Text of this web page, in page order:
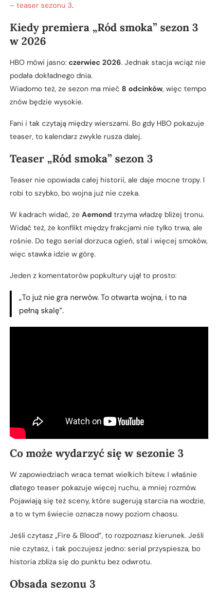
– teaser sezonu 3.
Kiedy premiera „Ród smoka” sezon 3
w 2026
HBO mówi jasno: czerwiec 2026. Jednak stacja wciąż nie
podała dokładnego dnia.
Wiadomo też, że sezon ma mieć 8 odcinków, więc tempo
znów będzie wysokie.
Fani i tak czytają między wierszami. Bo gdy HBO pokazuje
teaser, to kalendarz zwykle rusza dalej.
Teaser „Ród smoka” sezon 3
Teaser nie opowiada całej historii, ale daje mocne tropy. I
robi to szybko, bo wojna już nie czeka.
W kadrach widać, że Aemond trzyma władzę bliżej tronu.
Widać też, że konflikt między frakcjami nie tylko trwa, ale
rośnie. Do tego serial dorzuca ogień, stal i więcej smoków,
więc stawka idzie w górę.
Jeden z komentatorów popkultury ujął to prosto:
„To już nie gra nerwów. To otwarta wojna, i to na
pełną skalę”.
Co może wydarzyć się w sezonie 3
W zapowiedziach wraca temat wielkich bitew. I właśnie
dlatego teaser pokazuje więcej ruchu, a mniej rozmów.
Pojawiają się też sceny, które sugerują starcia na wodzie,
a to w tym świecie oznacza nowy poziom chaosu.
Jeśli czytasz „Fire & Blood”, to rozpoznasz kierunek. Jeśli
nie czytasz, i tak poczujesz jedno: serial przyspiesza, bo
historia zbliża się do punktu bez odwrotu.
Obsada sezonu 3